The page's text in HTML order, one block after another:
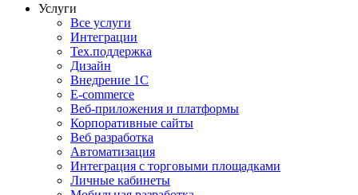
Услуги
Все услуги
Интеграции
Тех.поддержка
Дизайн
Внедрение 1С
E-commerce
Веб-приложения и платформы
Корпоративные сайты
Веб разработка
Автоматизация
Интеграция с торговыми площадками
Личные кабинеты